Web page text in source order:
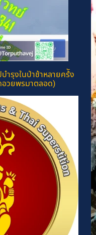
ำรุงในป่าช้าหลายคร้ัง
วยพรมาตลอด)